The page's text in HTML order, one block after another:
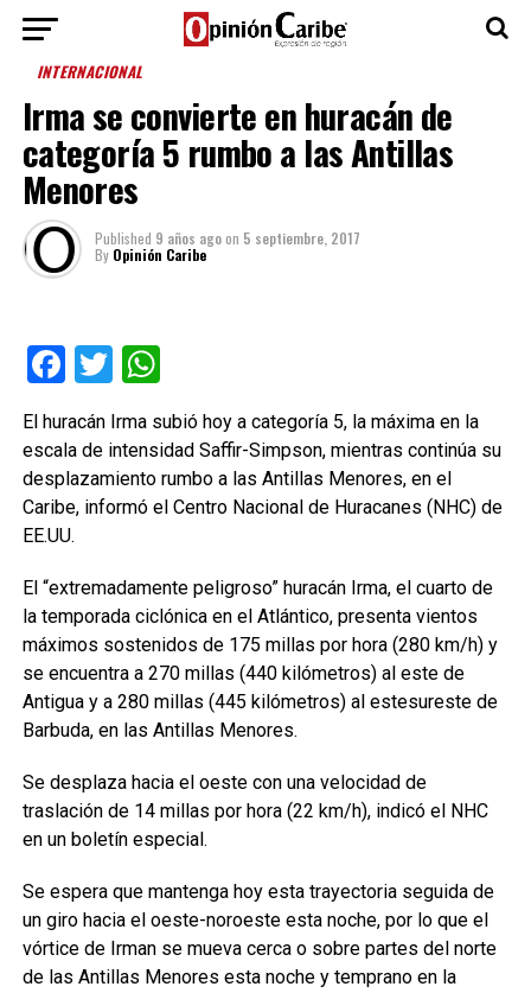
INTERNACIONAL
Irma se convierte en huracán de
categoría 5 rumbo a las Antillas
Menores
Published 9 años agoon 5 septiembre, 2017
By Opinión Caribe
Facebook
TwitterWhatsApp
El huracán Irma subió hoy a categoría 5, la máxima en la
escala de intensidad Saffir-Simpson, mientras continúa su
desplazamiento rumbo a las Antillas Menores, en el
Caribe, informó el Centro Nacional de Huracanes (NHC) de
EE.UU.
El “extremadamente peligroso” huracán Irma, el cuarto de
la temporada ciclónica en el Atlántico, presenta vientos
máximos sostenidos de 175 millas por hora (280 km/h) y
se encuentra a 270 millas (440 kilómetros) al este de
Antigua y a 280 millas (445 kilómetros) al estesureste de
Barbuda, en las Antillas Menores.
Se desplaza hacia el oeste con una velocidad de
traslación de 14 millas por hora (22 km/h), indicó el NHC
en un boletín especial.
Se espera que mantenga hoy esta trayectoria seguida de
un giro hacia el oeste-noroeste esta noche, por lo que el
vórtice de Irman se mueva cerca o sobre partes del norte
de las Antillas Menores esta noche y temprano en la